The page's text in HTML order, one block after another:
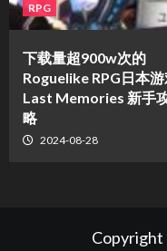
RPG
下载量超900w次的
Roguelike RPG日本
Last Memories 新手
略
2024-08-28